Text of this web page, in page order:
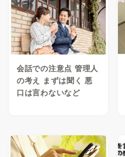
会話での注意点 管理人
の考え まずは聞く 悪
口は言わないなど